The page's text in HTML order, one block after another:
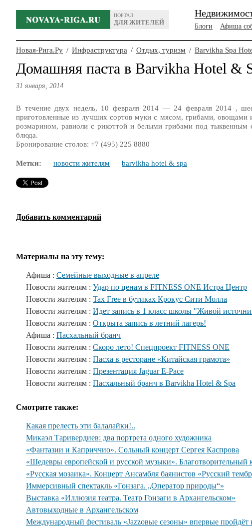
ПОРТАЛ
ДЛЯ ЖИТЕЛЕЙ
Блоги Афиша
Новая-Рига.Ру / Инфраструктура / Отдых, туризм / Barvikha Spa
Домашняя паста в Barvikha Hotel &
31 января, 2014
В течение двух недель, 10 февраля 2014 — 24 февраля 2014 ,
приготовленные из лучших сортов муки с мясом, грибами, овощами
розмарином, равиоли с рикоттой и белыми грибами под
блюда.
Бронирование столов: +7 (495) 225 8880
Метки: новости жителям barvikha hotel & spa
Добавить комментарий
Материалы на эту тему:
Афиша : Семейные выходные в апреле
Новости жителям : Удар по ценам в FITNESS ONE Истра Центр
Новости жителям : Tax Free в бутиках Крокус Сити Молла
Новости жителям : Идет запись в 1 класс школы "Живой
Новости жителям : Открыта запись в летний лагерь!
Афиша : Пасхальный бранч
Новости жителям : Скоро лето! Спецпроект FITNESS ONE
Новости жителям : Пасха в ресторане «Китайская грамота»
Новости жителям : Презентация Jaguar E-Pace
Новости жителям : Пасхальный бранч в Barvikha Hotel & Spa
Смотрите также:
Какая прелесть эти балалайки!..
Микаэл Таривердиев: два портрета одного художника
«Фантазии и Каприччио». Сольный концерт Сергея Каспрова
«Шедевры европейской и русской музыки». Благотворительный
«Русская мозаика». Концерт Ансамбля баянистов «Русский
Иммерсивный спектакль «Гонзага. „Оператор природы“»
Выставка «Иллюзия театра. Театр Гонзаги в Архангельском»
Автовыходные в Архангельском
Международный фестиваль «Jazzовые сезоны» впервые пройдёт